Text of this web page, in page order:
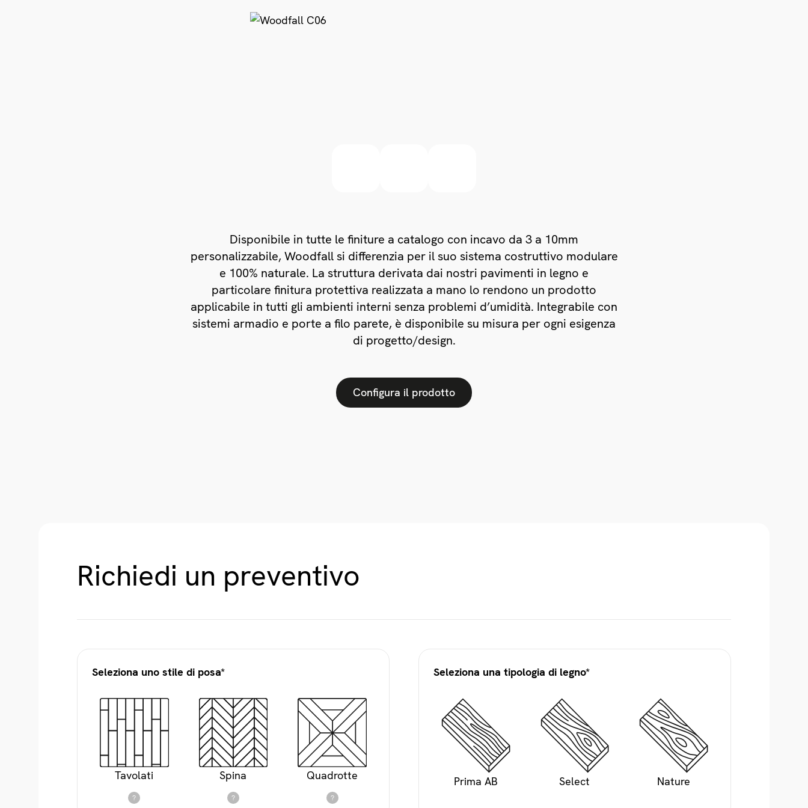
Disponibile in tutte le finiture a catalogo con incavo da 3 a 10mm
personalizzabile, Woodfall si differenzia per il suo sistema costruttivo modulare
e 100% naturale. La struttura derivata dai nostri pavimenti in legno e
particolare finitura protettiva realizzata a mano lo rendono un prodotto
applicabile in tutti gli ambienti interni senza problemi d’umidità. Integrabile con
sistemi armadio e porte a filo parete, è disponibile su misura per ogni esigenza
di progetto/design.
Configura il prodotto
Richiedi un preventivo
Seleziona uno stile di posa*
Tavolati
?
Spina
?
Quadrotte
?
Seleziona una tipologia di legno*
Prima AB Select Nature